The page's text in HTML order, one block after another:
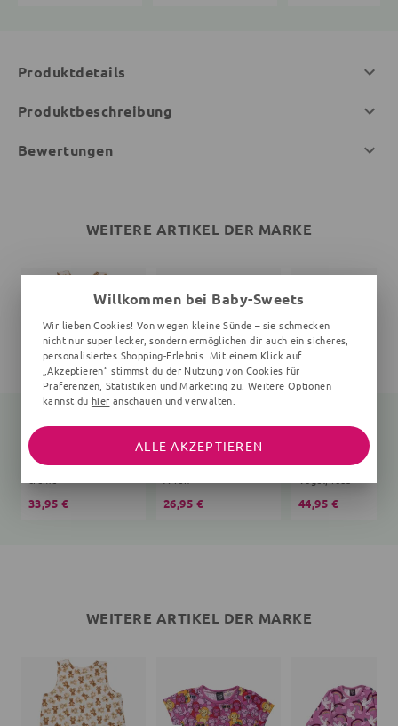
Produktdetails
Produktbeschreibung
Bewertungen
WEITERE ARTIKEL DER MARKE
Schlafsack Bär Teddy
creme
33,95 €
T-Shirt
Affen
26,95 €
Vögel, rosa
44,95 €
WEITERE ARTIKEL DER MARKE
Willkommen bei Baby-Sweets
Wir lieben Cookies! Von wegen kleine Sünde – sie schmecken
nicht nur super lecker, sondern ermöglichen dir auch ein sicheres,
personalisiertes Shopping-Erlebnis. Mit einem Klick auf
„Akzeptieren“ stimmst du der Nutzung von Cookies für
Präferenzen, Statistiken und Marketing zu. Weitere Optionen
kannst du hier anschauen und verwalten.
ALLE AKZEPTIEREN